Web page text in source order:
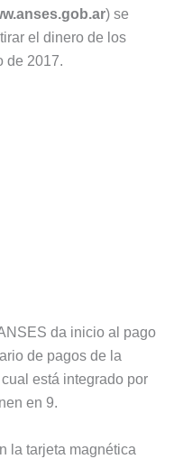
) se
el dinero de los
de 2017.
da inicio al pago
de pagos de la
está integrado por
en 9.
la tarjeta magnética